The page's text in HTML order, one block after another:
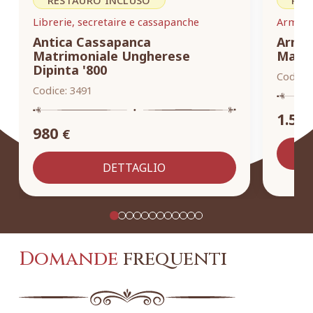
Librerie, secretaire e cassapanche
Antica Cassapanca
Matrimoniale Ungherese
Dipinta '800
Codice: 3491
980 €
DETTAGLIO
Codice:
Domandefrequenti